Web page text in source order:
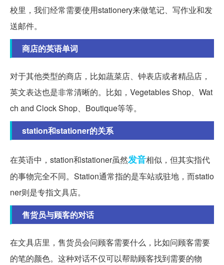
校里，我们经常需要使用stationery来做笔记、写作业和发
送邮件。
商店的英语单词
对于其他类型的商店，比如蔬菜店、钟表店或者精品店，
英文表达也是非常清晰的。比如，Vegetables Shop、Wat
ch and Clock Shop、Boutique等等。
station和stationer的关系
在英语中，station和stationer虽然发音相似，但其实指代
的事物完全不同。Station通常指的是车站或驻地，而statio
ner则是专指文具店。
售货员与顾客的对话
在文具店里，售货员会问顾客需要什么，比如问顾客需要
的笔的颜色。这种对话不仅可以帮助顾客找到需要的物